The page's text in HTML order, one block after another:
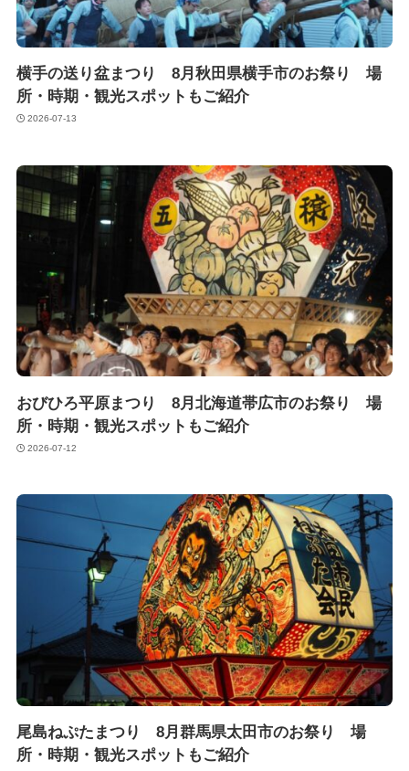
横手の送り盆まつり 8月秋田県横手市のお祭り 場
所・時期・観光スポットもご紹介
2026-07-13
おびひろ平原まつり 8月北海道帯広市のお祭り 場
所・時期・観光スポットもご紹介
2026-07-12
尾島ねぷたまつり 8月群馬県太田市のお祭り 場
所・時期・観光スポットもご紹介